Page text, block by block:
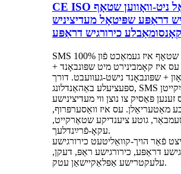
CE ISO דיספּאָוזאַבאַל ניט-וואָווען שטאָף
דראַפּע שפּיטאָל מעדיציניש
קאָנסומאַבלע כירורגיש דראַפּע
SMS נישט-געוועבט שטאָף איז געמאַכט פֿון 100%
איז קאָמבינירט מיט שפּונבאָנד +
+ שפּונבאָנד נישט-געוועבט. דורך
ספּעציעלע באַהאַנדלונג, SMS האט פילע פֿעיִקייטן
זענען פּאַסיק צו נוצן ווי מעדיצינישע
מאַטעריאַלן. עס איז וואַסערפּרוף,
גוטע ציענדיקע שטאַרקייט,
עקאָ-פֿרײַנדלעך.
פֿאַר הויך-קוואַליטעט כירורגישע
דראַפּע, כירורגישע ראַפּ, דעקן,
עלעקטרישע אַפּלאַקיישאַן עטק.